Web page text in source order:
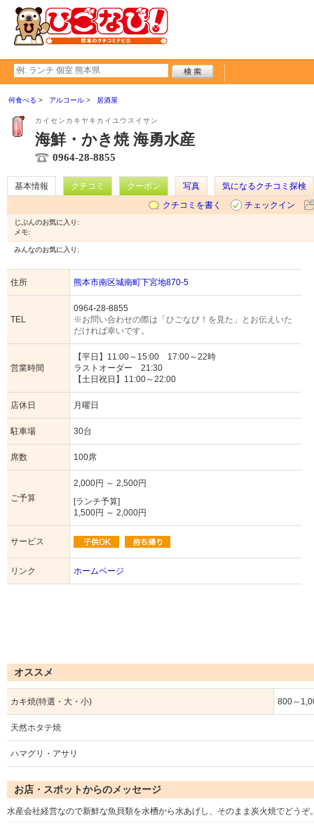
何食べる アルコール 居酒屋
カイセンカキヤキカイユウスイサン
海鮮・かき焼 海勇水産
0964-28-8855
基本情報 クチコミ クーポン 写真
気になるクチコミ探検
クチコミを書く
チェックイン
じぶんのお気に入り:
メモ:
みんなのお気に入り:
住所 熊本市南区城南町下宮地870-5
TEL
0964-28-8855
※お問い合わせの際は「ひごなび！を見た」とお伝えいた
だければ幸いです。
営業時間
【平日】11:00～15:00 17:00～22時
ラストオーダー 21:30
【土日祝日】11:00～22:00
店休日 月曜日
駐車場 30台
席数 100席
ご予算
2,000円 ～ 2,500円
[ランチ予算]
1,500円 ～ 2,000円
サービス
リンク ホームページ
オススメ
カキ焼(特選・大・小) 800～
天然ホタテ焼
ハマグリ・アサリ
お店・スポットからのメッセージ
水産会社経営なので新鮮な魚貝類を水槽から水あげし、そのまま炭火焼でどうぞ